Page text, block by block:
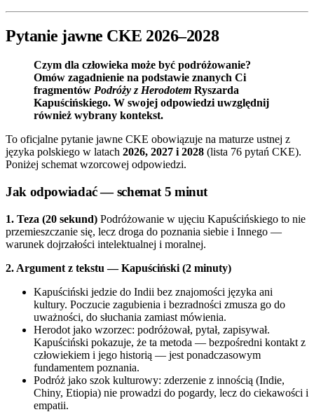
Pytanie jawne CKE 2026–2028
Czym dla człowieka może być podróżowanie?
Omów zagadnienie na podstawie znanych Ci
fragmentów Podróży z Herodotem Ryszarda
Kapuścińskiego. W swojej odpowiedzi uwzględnij
również wybrany kontekst.
To oficjalne pytanie jawne CKE obowiązuje na maturze ustnej z
języka polskiego w latach 2026, 2027 i 2028 (lista 76 pytań CKE).
Poniżej schemat wzorcowej odpowiedzi.
Jak odpowiadać — schemat 5 minut
1. Teza (20 sekund) Podróżowanie w ujęciu Kapuścińskiego to nie
przemieszczanie się, lecz droga do poznania siebie i Innego —
warunek dojrzałości intelektualnej i moralnej.
2. Argument z tekstu — Kapuściński (2 minuty)
Kapuściński jedzie do Indii bez znajomości języka ani
kultury. Poczucie zagubienia i bezradności zmusza go do
uważności, do słuchania zamiast mówienia.
Herodot jako wzorzec: podróżował, pytał, zapisywał.
Kapuściński pokazuje, że ta metoda — bezpośredni kontakt z
człowiekiem i jego historią — jest ponadczasowym
fundamentem poznania.
Podróż jako szok kulturowy: zderzenie z innością (Indie,
Chiny, Etiopia) nie prowadzi do pogardy, lecz do ciekawości i
empatii.